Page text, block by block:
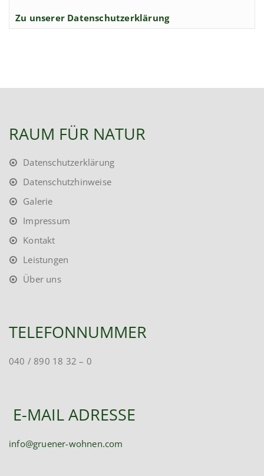
Zu unserer Datenschutzerklärung
RAUM FÜR NATUR
Datenschutzerklärung
Datenschutzhinweise
Galerie
Impressum
Kontakt
Leistungen
Über uns
TELEFONNUMMER
040 / 890 18 32 – 0
E-MAIL ADRESSE
info@gruener-wohnen.com